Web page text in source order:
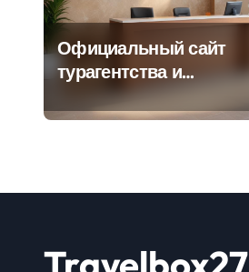
Официальный сайт
турагентства и
информация об
офисе продаж